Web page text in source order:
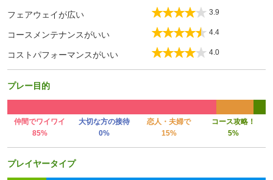
フェアウェイが広い 3.9
コースメンテナンスがいい 4.4
コストパフォーマンスがいい 4.0
プレー目的
仲間でワイワイ 大切な方の接待 恋人・夫婦で
コース攻略！
85%
0% 15% 5%
プレイヤータイプ